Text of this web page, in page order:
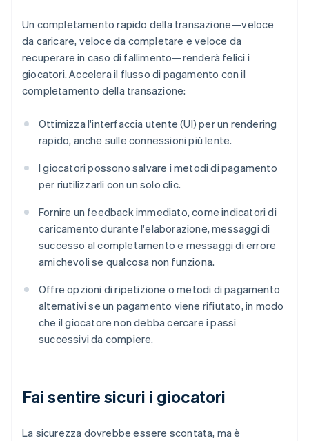
Un completamento rapido della transazione—veloce
da caricare, veloce da completare e veloce da
recuperare in caso di fallimento—renderà felici i
giocatori. Accelera il flusso di pagamento con il
completamento della transazione:
Ottimizza l'interfaccia utente (UI) per un rendering
rapido, anche sulle connessioni più lente.
I giocatori possono salvare i metodi di pagamento
per riutilizzarli con un solo clic.
Fornire un feedback immediato, come indicatori di
caricamento durante l'elaborazione, messaggi di
successo al completamento e messaggi di errore
amichevoli se qualcosa non funziona.
Offre opzioni di ripetizione o metodi di pagamento
alternativi se un pagamento viene rifiutato, in modo
che il giocatore non debba cercare i passi
successivi da compiere.
Fai sentire sicuri i giocatori
La sicurezza dovrebbe essere scontata, ma è